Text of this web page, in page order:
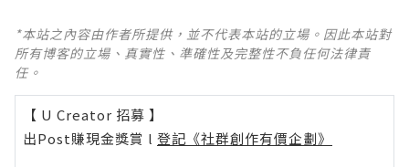
*本站之內容由作者所提供，並不代表本站的立場。因此本站對
所有博客的立場、真實性、準確性及完整性不負任何法律責
任。
【 U Creator 招募 】
出Post賺現金獎賞 l 登記《社群創作有價企劃》